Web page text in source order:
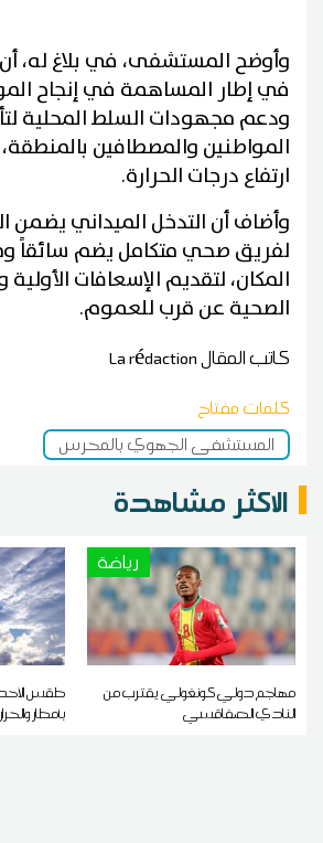
وأوضح المستشفى، في بلاغ له، أن
في إطار المساهمة في إنجاح
ودعم مجهودات السلط المحلية
المواطنين والمصطافين
ارتفاع درجات الحرارة.
وأضاف أن التدخل الميداني يضمن
لفريق صحي متكامل يضم سائقاً
المكان، لتقديم الإسعافات الأولية
الصحية عن قرب للعموم.
كاتب المقالLa rédaction
كلمات مفتاح
المستشفى الجهوي بالمحرس
الاكثر مشاهدة
رياضة
مهاجم دولي كونغولي يقترب من
النادي الصفاقسي
طقس
بأمطار